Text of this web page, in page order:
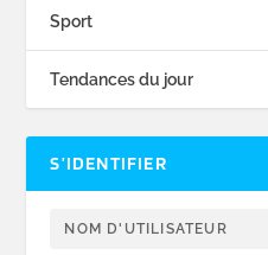
Sport
Tendances du jour
S’IDENTIFIER